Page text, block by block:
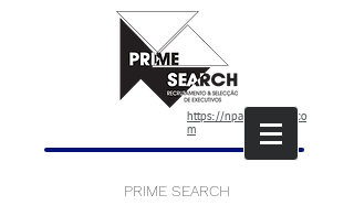
https://npaworldwide.co
m
PRIME SEARCH